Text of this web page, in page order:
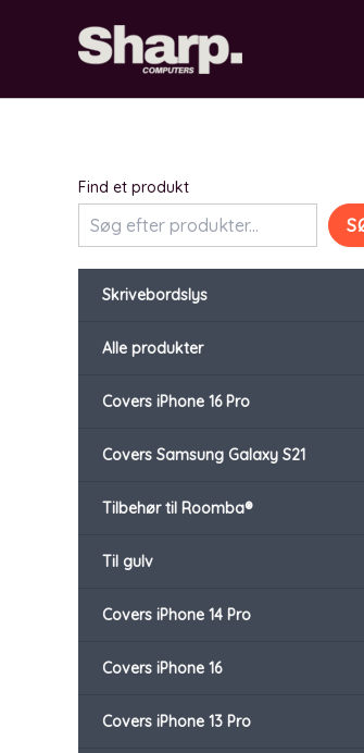
Find et produkt
Skrivebordslys
Alle produkter
Covers iPhone 16 Pro
Covers Samsung Galaxy S21
Tilbehør til Roomba®
Til gulv
Covers iPhone 14 Pro
Covers iPhone 16
Covers iPhone 13 Pro